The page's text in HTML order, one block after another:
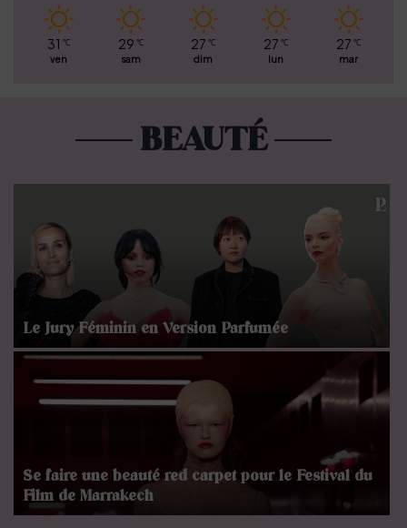
31 ℃
ven
29 ℃
sam
27 ℃
dim
27 ℃
lun
27 ℃
mar
BEAUTÉ
Le Jury Féminin en Version Parfumée
Se faire une beauté red carpet pour le Festival du
Film de Marrakech